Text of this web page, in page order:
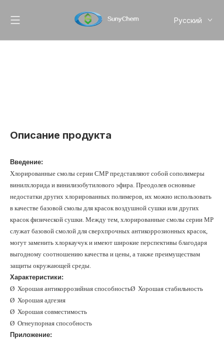
Pусский
Описание продукта
Введение:
Хлорированные смолы серии CMP представляют собой сополимеры
винилхлорида и винилизобутилового эфира. Преодолев основные
недостатки других хлорированных полимеров, их можно использовать
в качестве базовой смолы для красок воздушной сушки или других
красок физической сушки. Между тем, хлорированные смолы серии MP
служат базовой смолой для сверхпрочных антикоррозионных красок,
могут заменить хлоркаучук и имеют широкие перспективы благодаря
выгодному соотношению качества и цены, а также преимуществам
защиты окружающей среды.
Характеристики:
Ø Хорошая антикоррозийная способностьØ Хорошая стабильность
Ø Хорошая адгезия
Ø Хорошая совместимость
Ø Огнеупорная способность
Приложение: